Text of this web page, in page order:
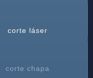
corte láser
corte chapa